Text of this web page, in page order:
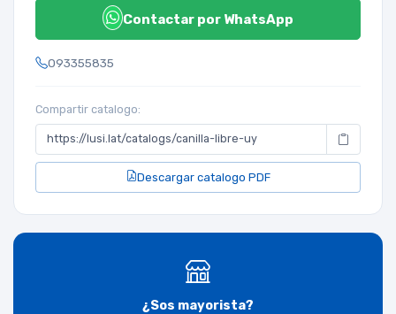
Contactar por WhatsApp
093355835
Compartir catalogo:
Descargar catalogo PDF
¿Sos mayorista?